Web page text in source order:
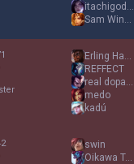
itachigod157
Sam Winchester
Erling Haaland
REFFECT
real dopamine
medo
kadú
swin
Oikawa Tooru